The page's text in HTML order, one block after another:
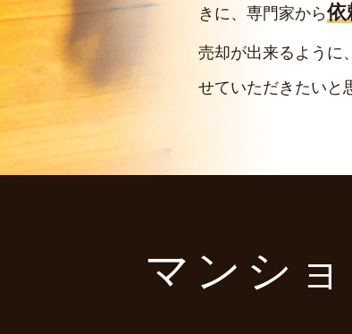
きに、専門家から依
売却が出来るように
せていただきたいと
マンシ